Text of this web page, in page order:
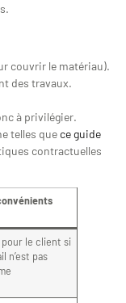
couvrir le matériau).
des travaux.
à privilégier.
telles que ce guide
contractuelles
pour le client si
n’est pas